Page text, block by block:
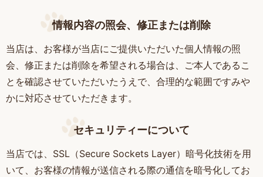
情報内容の照会、修正または削除
当店は、お客様が当店にご提供いただいた個人情報の照
会、修正または削除を希望される場合は、ご本人であるこ
とを確認させていただいたうえで、合理的な範囲ですみや
かに対応させていただきます。
セキュリティーについて
当店では、SSL（Secure Sockets Layer）暗号化技術を用
いて、お客様の情報が送信される際の通信を暗号化してお